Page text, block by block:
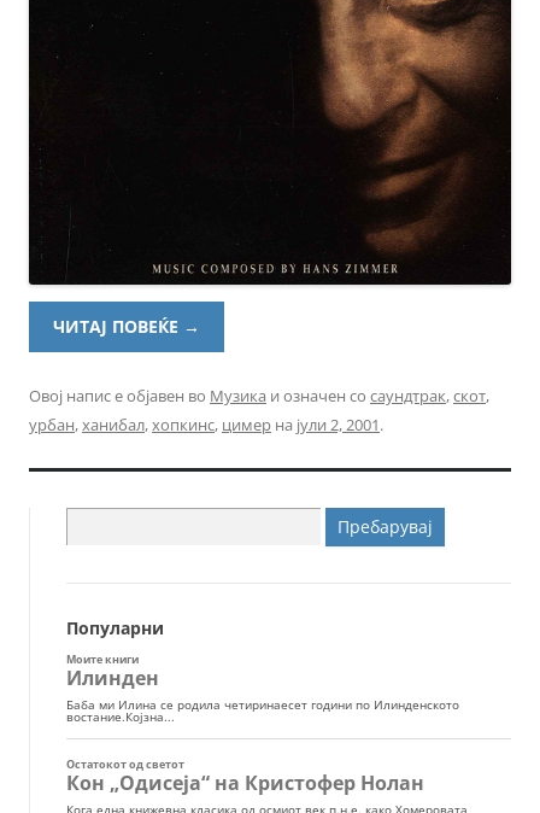
ЧИТАЈ ПОВЕЌЕ →
Овој напис е објавен во Музика и означен со саундтрак,скот,
урбан,ханибал,хопкинс, цимер на јули 2, 2001.
за:
Популарни